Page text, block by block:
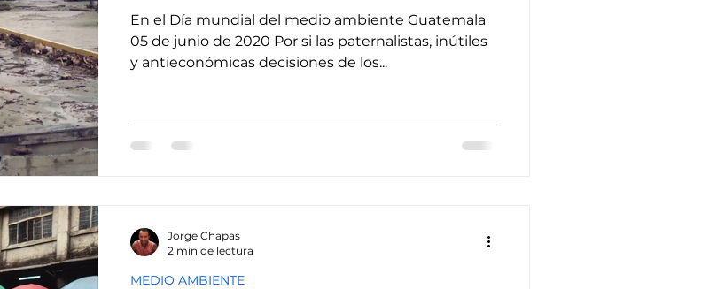
En el Día mundial del medio ambiente Guatemala
05 de junio de 2020 Por si las paternalistas, inútiles
y antieconómicas decisiones de los...
MEDIO AMBIENTE
Jorge Chapas
2 min de lectura